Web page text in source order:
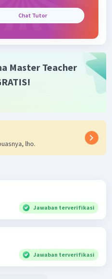
Chat Tutor
Master Teacher
lho.
Jawaban terverifikasi
Jawaban terverifikasi